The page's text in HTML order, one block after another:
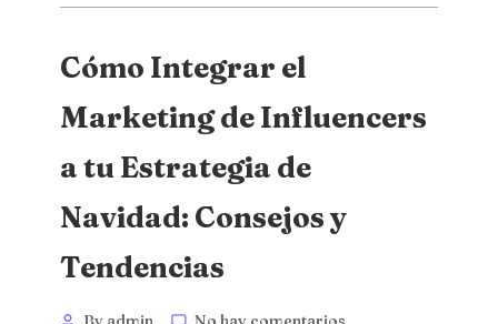
Cómo Integrar el
Marketing de Influencers
a tu Estrategia de
Navidad: Consejos y
Tendencias